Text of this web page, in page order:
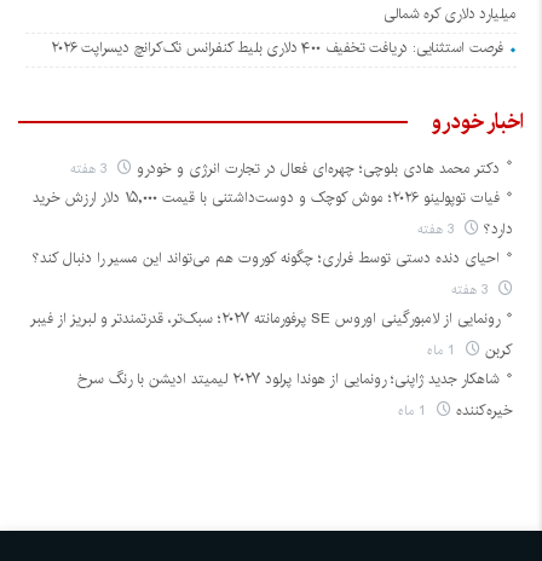
میلیارد دلاری کره شمالی
فرصت استثنایی: دریافت تخفیف ۴۰۰ دلاری بلیط کنفرانس تک‌کرانچ دیسراپت ۲۰۲۶
اخبار خودرو
دکتر محمد هادی بلوچی؛ چهره‌ای فعال در تجارت انرژی و خودرو
فیات توپولینو ۲۰۲۶؛ موش کوچک و دوست‌داشتنی با قیمت ۱۵,۰۰۰ دلار ارزش خرید
دارد؟
احیای دنده دستی توسط فراری؛ چگونه کوروت هم می‌تواند این مسیر را دنبال کند؟
رونمایی از لامبورگینی اوروس SE پرفورمانته ۲۰۲۷؛ سبک‌تر، قدرتمندتر و لبریز از فیبر
کربن
شاهکار جدید ژاپنی؛ رونمایی از هوندا پرلود ۲۰۲۷ لیمیتد ادیشن با رنگ سرخ
خیره‌کننده